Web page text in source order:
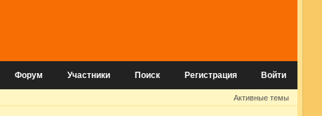
Форум Участники Поиск Регистрация Войти
Активные темы